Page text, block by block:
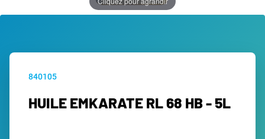
840105
HUILE EMKARATE RL 68 HB - 5L